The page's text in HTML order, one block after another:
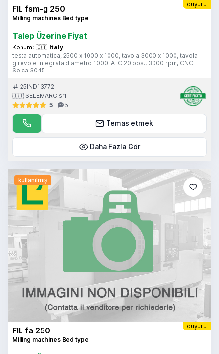
duyuru
FIL fsm-g 250
Milling machines Bed type
Talep Üzerine Fiyat
Konum: 🇮🇹 Italy
testa automatica, 2500 x 1000 x 1000, tavola 3000 x 1000, tavola
girevole integrata diametro 1000, ATC 20 pos., 3000 rpm, CNC
Selca 3045
25IND13772
🇮🇹 SELEMARC srl
5
5
Temas etmek
Daha Fazla Gör
kullanılmış
duyuru
FIL fa 250
Milling machines Bed type